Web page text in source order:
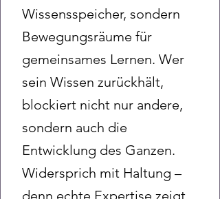
Wissensspeicher, sondern
Bewegungsräume für
gemeinsames Lernen. Wer
sein Wissen zurückhält,
blockiert nicht nur andere,
sondern auch die
Entwicklung des Ganzen.
Widersprich mit Haltung –
denn echte Expertise zeigt